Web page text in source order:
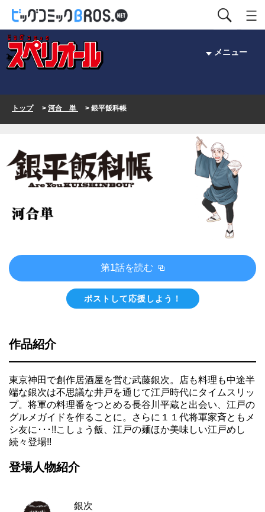
メニュー
トップ> 河合 単 > 銀平飯科帳
第1話を読む
ポストして応援しよう！
作品紹介
東京神田で創作居酒屋を営む武藤銀次。店も料理も中途半
端な銀次は不思議な井戸を通じて江戸時代にタイムスリッ
プ。将軍の料理番をつとめる長谷川平蔵と出会い、江戸の
グルメガイドを作ることに。さらに１１代将軍家斉ともメ
シ友に･･･!!こしょう飯、江戸の麺ほか美味しい江戸めし
続々登場!!
登場人物紹介
銀次